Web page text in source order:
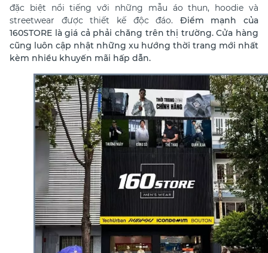
đặc biệt nổi tiếng với những mẫu áo thun, hoodie và
streetwear được thiết kế độc đáo. Điểm mạnh của
160STORE là giá cả phải chăng trên thị trường. Cửa hàng
cũng luôn cập nhật những xu hướng thời trang mới nhất
kèm nhiều khuyến mãi hấp dẫn.